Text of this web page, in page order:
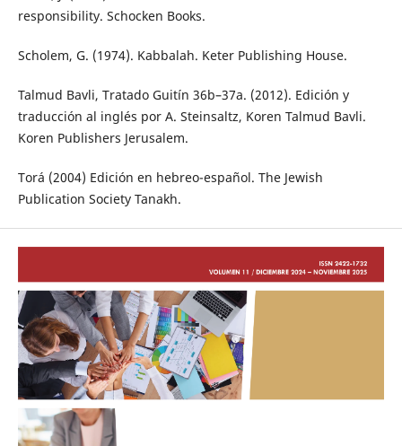
responsibility. Schocken Books.
Scholem, G. (1974). Kabbalah. Keter Publishing House.
Talmud Bavli, Tratado Guitín 36b–37a. (2012). Edición y
traducción al inglés por A. Steinsaltz, Koren Talmud Bavli.
Koren Publishers Jerusalem.
Torá (2004) Edición en hebreo-español. The Jewish
Publication Society Tanakh.